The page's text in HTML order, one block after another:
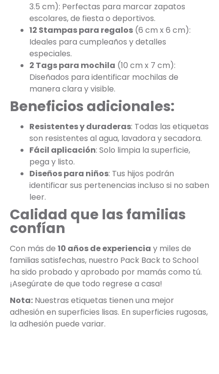
3.5 cm): Perfectas para marcar zapatos
escolares, de fiesta o deportivos.
12 Stampas para regalos (6 cm x 6 cm):
Ideales para cumpleaños y detalles
especiales.
2 Tags para mochila (10 cm x 7 cm):
Diseñados para identificar mochilas de
manera clara y visible.
Beneficios adicionales:
Resistentes y duraderas: Todas las etiquetas
son resistentes al agua, lavadora y secadora.
Fácil aplicación: Solo limpia la superficie,
pega y listo.
Diseños para niños: Tus hijos podrán
identificar sus pertenencias incluso si no saben
leer.
Calidad que las familias
confían
Con más de 10 años de experiencia y miles de
familias satisfechas, nuestro Pack Back to School
ha sido probado y aprobado por mamás como tú.
¡Asegúrate de que todo regrese a casa!
Nota: Nuestras etiquetas tienen una mejor
adhesión en superficies lisas. En superficies rugosas,
la adhesión puede variar.